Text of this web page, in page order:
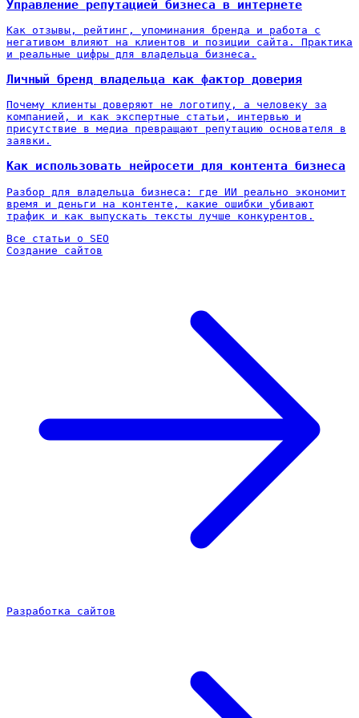
Управление репутацией бизнеса в интернете
Как отзывы, рейтинг, упоминания бренда и работа с
негативом влияют на клиентов и позиции сайта. Практика
и реальные цифры для владельца бизнеса.
Личный бренд владельца как фактор доверия
Почему клиенты доверяют не логотипу, а человеку за
компанией, и как экспертные статьи, интервью и
присутствие в медиа превращают репутацию основателя в
заявки.
Как использовать нейросети для контента бизнеса
Разбор для владельца бизнеса: где ИИ реально экономит
время и деньги на контенте, какие ошибки убивают
трафик и как выпускать тексты лучше конкурентов.
Все статьи о SEO
Создание сайтов
Разработка сайтов